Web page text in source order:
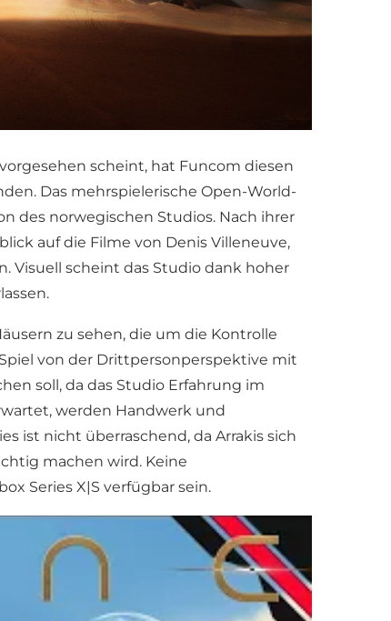
scheint, hat Funcom diesen
Das mehrspielerische Open-World-
des norwegischen Studios. Nach ihrer
auf die Filme von Denis Villeneuve,
Visuell scheint das Studio dank hoher
zu sehen, die um die Kontrolle
von der Drittpersonperspektive mit
soll, da das Studio Erfahrung im
werden Handwerk und
ist nicht überraschend, da Arrakis sich
machen wird. Keine
Series X|S verfügbar sein.